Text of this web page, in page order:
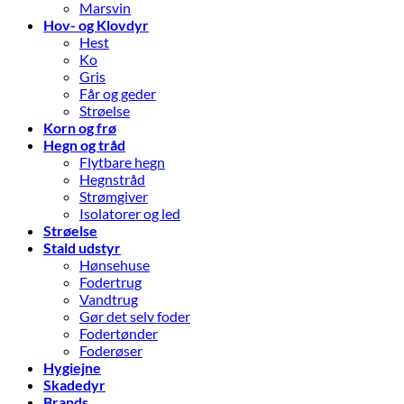
Marsvin
Hov- og Klovdyr
Hest
Ko
Gris
Får og geder
Strøelse
Korn og frø
Hegn og tråd
Flytbare hegn
Hegnstråd
Strømgiver
Isolatorer og led
Strøelse
Stald udstyr
Hønsehuse
Fodertrug
Vandtrug
Gør det selv foder
Fodertønder
Foderøser
Hygiejne
Skadedyr